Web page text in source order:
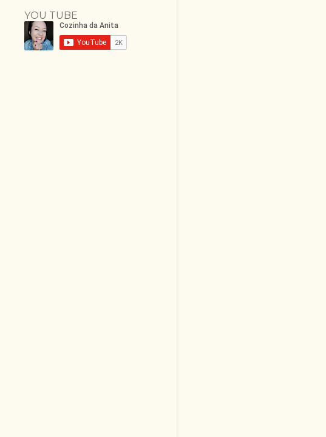
YOU TUBE